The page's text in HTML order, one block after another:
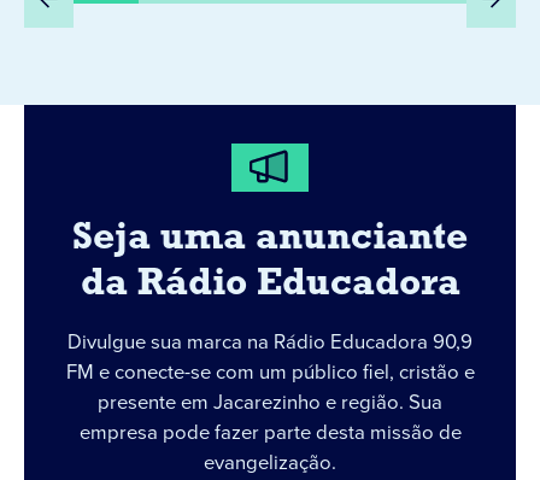
Seja uma anunciante
da Rádio Educadora
Divulgue sua marca na Rádio Educadora 90,9
FM e conecte-se com um público fiel, cristão e
presente em Jacarezinho e região. Sua
empresa pode fazer parte desta missão de
evangelização.